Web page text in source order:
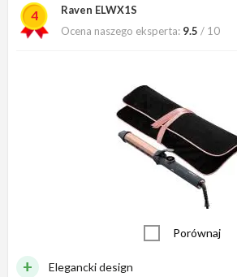
4
Raven ELWX1S
Ocena naszego eksperta: 9.5 / 10
Porównaj
Elegancki design